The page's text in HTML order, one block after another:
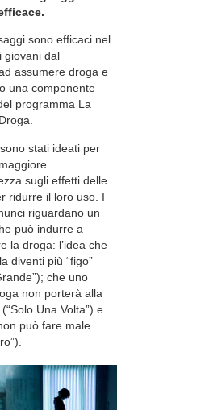
sono efficaci nel
giovani dal
assumere droga e
una componente
programma La
stati ideati per
sugli effetti delle
ridurre il loro uso. I
riguardano un
può indurre a
la droga: l’idea che
diventi più “figo”
che uno
non porterà alla
Una Volta”) e
può fare male